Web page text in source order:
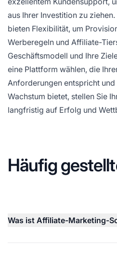
aus Ihrer Investition zu
bieten Flexibilität, um
Werberegeln und Affiliate-
Geschäftsmodell und Ihre
eine Plattform wählen, die
Anforderungen entspricht
Wachstum bietet, stellen Sie
langfristig auf Erfolg und
Häufig
Was ist Affiliate-Marketing-